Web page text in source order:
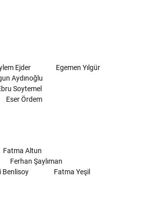
Ejder
Egemen Yılgür
Aydınoğlu
Soytemel
Eser Ördem
Fatma Altun
Ferhan Şaylıman
Benlisoy Fatma Yeşil